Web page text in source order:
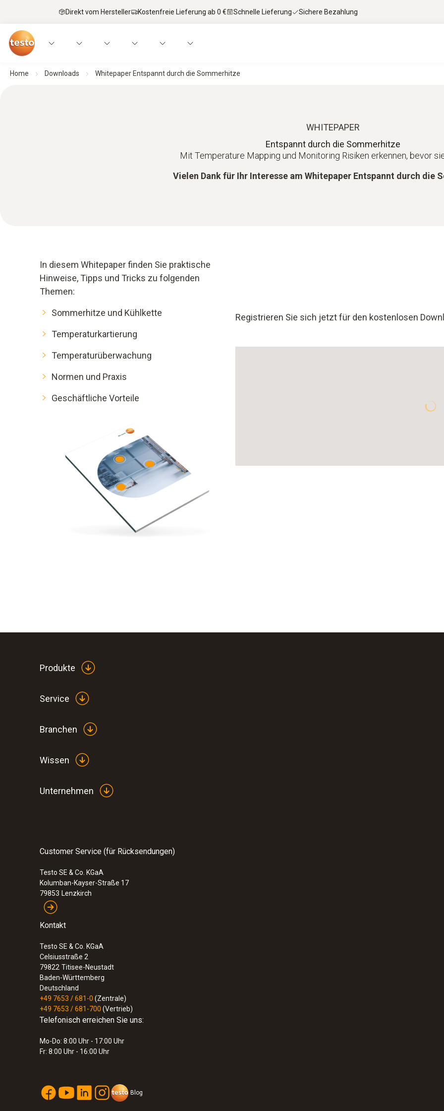
Direkt vom Hersteller Kostenfreie Lieferung ab 0 € Schnelle Lieferung Sichere Bezahlung
Home Downloads Whitepaper Entspannt durch die Sommerhitze
WHITEPAPER
Entspannt durch die Sommerhitze
Mit Temperature Mapping und Monitoring Risiken erkennen, bevor
Vielen Dank für Ihr Interesse am Whitepaper Entspannt durch die
In diesem Whitepaper finden Sie praktische
Hinweise, Tipps und Tricks zu folgenden
Themen:
Sommerhitze und Kühlkette
Temperaturkartierung
Temperaturüberwachung
Normen und Praxis
Geschäftliche Vorteile
Registrieren Sie sich jetzt für den kostenlosen
Produkte
Service
Branchen
Wissen
Unternehmen
Customer Service (für Rücksendungen)
Testo SE & Co. KGaA
Kolumban-Kayser-Straße 17
79853 Lenzkirch
Kontakt
Testo SE & Co. KGaA
Celsiusstraße 2
79822 Titisee-Neustadt
Baden-Württemberg
Deutschland
+49 7653 / 681-0 (Zentrale)
+49 7653 / 681-700 (Vertrieb)
Telefonisch erreichen Sie uns:
Mo-Do: 8:00 Uhr - 17:00 Uhr
Fr: 8:00 Uhr - 16:00 Uhr
Blog